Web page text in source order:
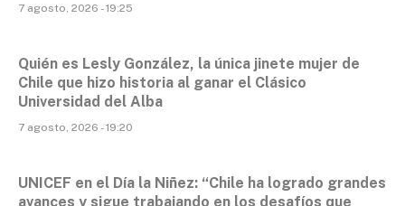
7 agosto, 2026 - 19:25
Quién es Lesly González, la única jinete mujer de
Chile que hizo historia al ganar el Clásico
Universidad del Alba
7 agosto, 2026 - 19:20
UNICEF en el Día la Niñez: “Chile ha logrado grandes
avances y sigue trabajando en los desafíos que